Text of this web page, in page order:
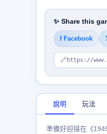
✨ Share this
f Facebook
🔗 https://
說明 玩法
準備好迎接在《